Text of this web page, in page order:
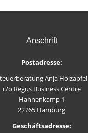
Anschrift
Postadresse:
Anja Holzapfel
c/o Regus Business Centre
Hahnenkamp 1
22765 Hamburg
Geschäftsadresse: